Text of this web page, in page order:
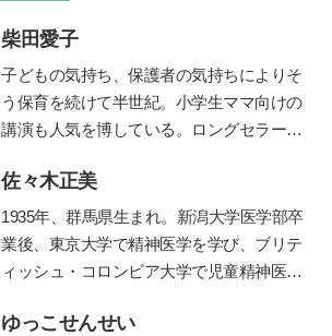
柴田愛子
子どもの気持ち、保護者の気持ちによりそ
う保育を続けて半世紀。小学生ママ向けの
講演も人気を博している。ロングセラー絵
どものみかた 春夏秋冬』（福音館書
店）、『あなたが自分らしく生きれば、子
どもは幸せに育ちます』（小学館）、親向
けに『保育歴50年！愛子さんの子育てお悩
は、「みんなの学校」の木村泰子さんとの
佐々木正美
1935年、群馬県生まれ。新潟大学医学部卒
業後、東京大学で精神医学を学び、ブリテ
ィッシュ・コロンビア大学で児童精神医学
園や東京女子医科大学などで多数の臨床に
ゆっこせんせい